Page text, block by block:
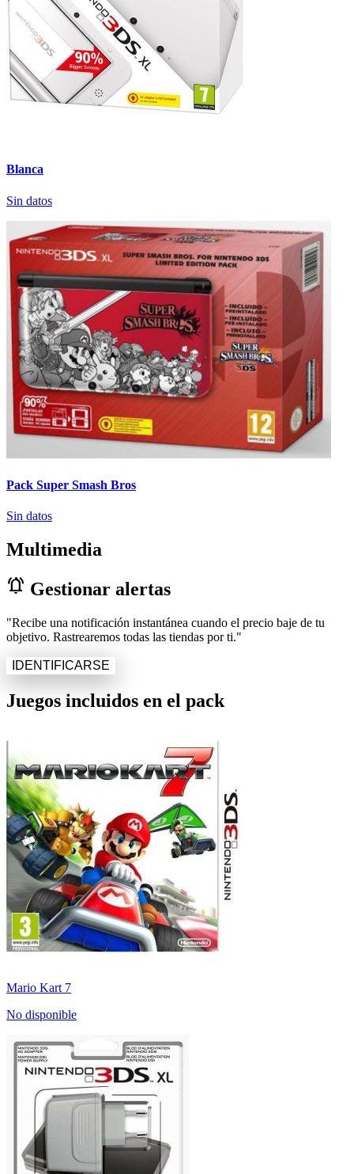
Blanca
Sin datos
Pack Super Smash Bros
Sin datos
Multimedia
notifications_active Gestionar alertas
"Recibe una notificación instantánea cuando el precio baje de tu
objetivo. Rastrearemos todas las tiendas por ti."
IDENTIFICARSE
Juegos incluidos en el pack
Mario Kart 7
No disponible